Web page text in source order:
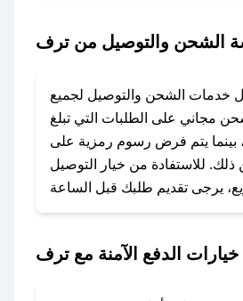
صحصح، يمكنك العثور بسهولة على
البريد الإلكتروني لإضافته بسرعة.
### كيفية استخدام كود خصم ترف؟
1. انسخ كود الخصم من تطبيق صحصح.
2. الصقه في خانة الدفع عند التسوق من ترف.
التواصل مع فريق دعم صحصح عبر
الشحن والتوصيل من ترف
خدمات الشحن والتوصيل لجميع
مجاني على الطلبات التي تبلغ
بينما يتم فرض رسوم رمزية على
ذلك. للاستفادة من خيار التوصيل
خيارات الدفع الآمنة مع ترف